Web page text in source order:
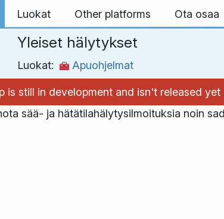
Luokat Other platforms Ota osaa
Yleiset hälytykset
Luokat: Apuohjelmat
is still in development and isn't released
sää- ja hätätilahälytysilmoituksia noin